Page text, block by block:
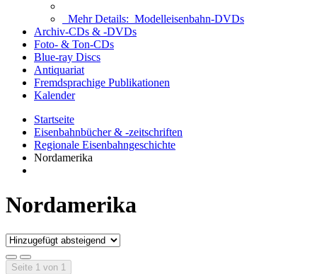
Mehr Details: Modelleisenbahn-DVDs
Archiv-CDs & -DVDs
Foto- & Ton-CDs
Blue-ray Discs
Antiquariat
Fremdsprachige Publikationen
Kalender
Startseite
Eisenbahnbücher & -zeitschriften
Regionale Eisenbahngeschichte
Nordamerika
Nordamerika
Seite 1 von 1